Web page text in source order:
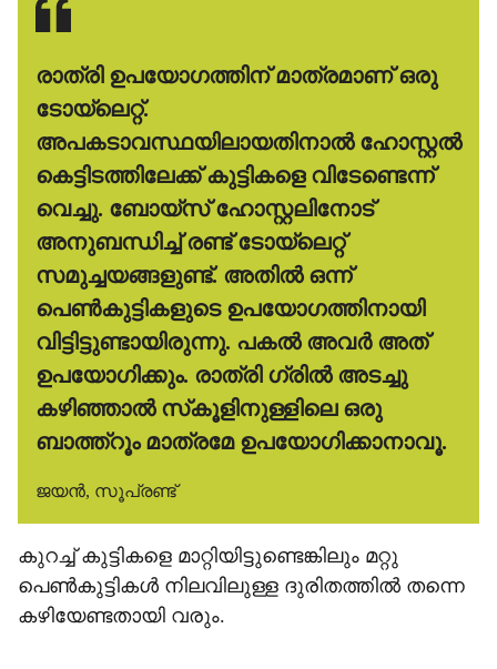
രാത്രി ഉപയോഗത്തിന് മാത്രമാണ് ഒരു
ടോയ്‌ലെറ്റ്.
അപകടാവസ്ഥയിലായതിനാല്‍ ഹോസ്റ്റല്‍
കെട്ടിടത്തിലേക്ക് കുട്ടികളെ വിടേണ്ടെന്ന്
വെച്ചു. ബോയ്‌സ് ഹോസ്റ്റലിനോട്
അനുബന്ധിച്ച് രണ്ട് ടോയ്‌ലെറ്റ്
സമുച്ചയങ്ങളുണ്ട്. അതില്‍ ഒന്ന്
പെണ്‍കുട്ടികളുടെ ഉപയോഗത്തിനായി
വിട്ടിട്ടുണ്ടായിരുന്നു. പകല്‍ അവര്‍ അത്
ഉപയോഗിക്കും. രാത്രി ഗ്രില്‍ അടച്ചു
കഴിഞ്ഞാല്‍ സ്‌കൂളിനുള്ളിലെ ഒരു
ബാത്ത്‌റൂം മാത്രമേ ഉപയോഗിക്കാനാവൂ.
ജയന്‍, സൂപ്രണ്ട്
കുറച്ച് കുട്ടികളെ മാറ്റിയിട്ടുണ്ടെങ്കിലും മറ്റു
പെണ്‍കുട്ടികള്‍ നിലവിലുള്ള ദുരിതത്തില്‍ തന്നെ
കഴിയേണ്ടതായി വരും.